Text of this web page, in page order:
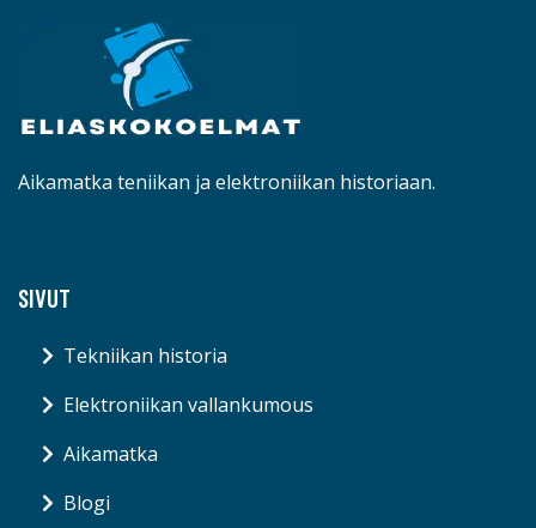
Aikamatka teniikan ja elektroniikan historiaan.
SIVUT
Tekniikan historia
Elektroniikan vallankumous
Aikamatka
Blogi